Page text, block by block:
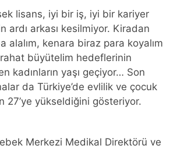
lisans, iyi bir iş, iyi bir kariyer
ardı arkası kesilmiyor. Kiradan
alalım, kenara biraz para koyalım
büyütelim hedeflerinin
kadınların yaşı geçiyor… Son
da Türkiye’de evlilik ve çocuk
27’ye yükseldiğini gösteriyor.
Merkezi Medikal Direktörü ve